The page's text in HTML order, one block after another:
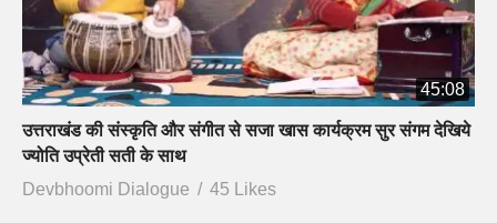
45:08
उत्तराखंड की संस्कृति और संगीत से सजा खास कार्यक्रम सुर संगम देखिये
ज्योति उप्रेती सती के साथ
Devbhoomi Dialogue
45 Likes